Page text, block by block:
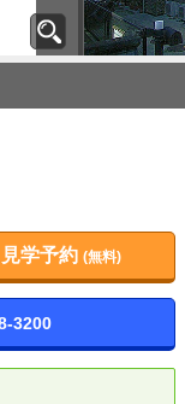
見学予約(無料)
3200